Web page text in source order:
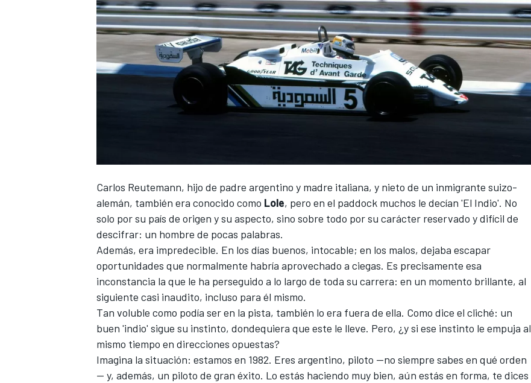
Carlos Reutemann, hijo de padre argentino y madre italiana, y nieto de un inmigrante suizo-
alemán, también era conocido como Lole, pero en el paddock muchos le decían 'El Indio'. No
solo por su país de origen y su aspecto, sino sobre todo por su carácter reservado y difícil de
descifrar: un hombre de pocas palabras.
Además, era impredecible. En los días buenos, intocable; en los malos, dejaba escapar
oportunidades que normalmente habría aprovechado a ciegas. Es precisamente esa
inconstancia la que le ha perseguido a lo largo de toda su carrera: en un momento brillante, al
siguiente casi inaudito, incluso para él mismo.
Tan voluble como podía ser en la pista, también lo era fuera de ella. Como dice el cliché: un
buen 'indio' sigue su instinto, dondequiera que este le lleve. Pero, ¿y si ese instinto le empuja al
mismo tiempo en direcciones opuestas?
Imagina la situación: estamos en 1982. Eres argentino, piloto —no siempre sabes en qué orden
— y, además, un piloto de gran éxito. Lo estás haciendo muy bien, aún estás en forma, te dices